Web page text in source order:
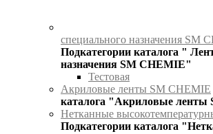
специального назначения SM
Подкатегории каталога "
назначения SM CHEMIE"
Тестовая
Акриловые ленты SM CHEMIE
каталога "Акриловые ленты
Нетканные
Подкатегории каталога